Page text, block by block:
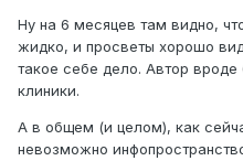
Ну на 6 месяцев там видно,
жидко, и просветы хорошо
такое себе дело. Автор
клиники.
А в общем (и целом), как
невозможно